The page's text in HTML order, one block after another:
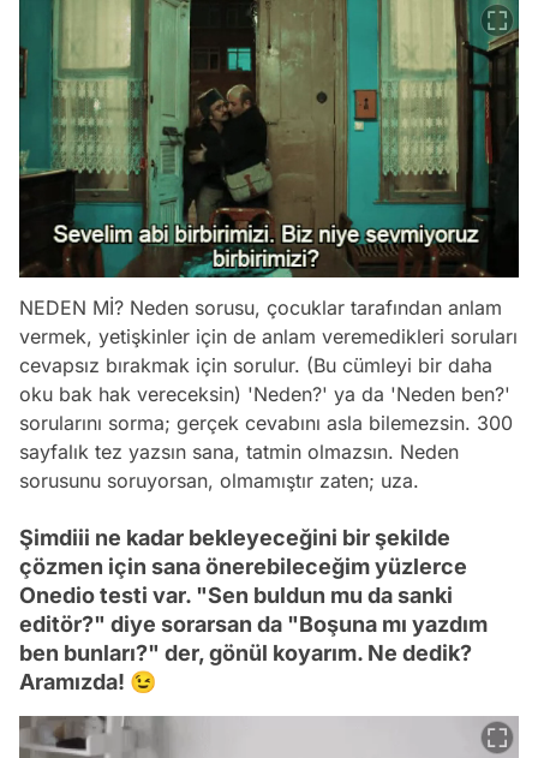
NEDEN Mİ? Neden sorusu, çocuklar tarafından anlam
vermek, yetişkinler için de anlam veremedikleri soruları
cevapsız bırakmak için sorulur. (Bu cümleyi bir daha
oku bak hak vereceksin) 'Neden?' ya da 'Neden ben?'
sorularını sorma; gerçek cevabını asla bilemezsin. 300
sayfalık tez yazsın sana, tatmin olmazsın. Neden
sorusunu soruyorsan, olmamıştır zaten; uza.
Şimdiii ne kadar bekleyeceğini bir şekilde
çözmen için sana önerebileceğim yüzlerce
Onedio testi var. "Sen buldun mu da sanki
editör?" diye sorarsan da "Boşuna mı yazdım
ben bunları?" der, gönül koyarım. Ne dedik?
Aramızda! 😉